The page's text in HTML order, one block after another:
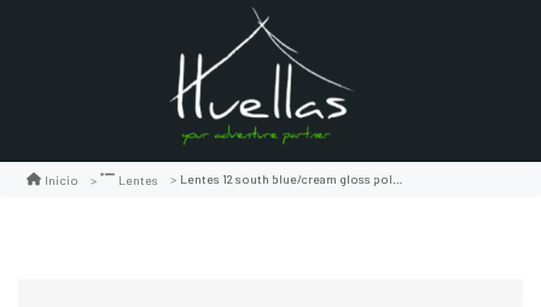
Inicio Lentes Lentes 12 south blue/cream gloss policarbonato